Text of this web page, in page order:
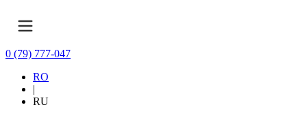
0 (79) 777-047
RO
|
RU